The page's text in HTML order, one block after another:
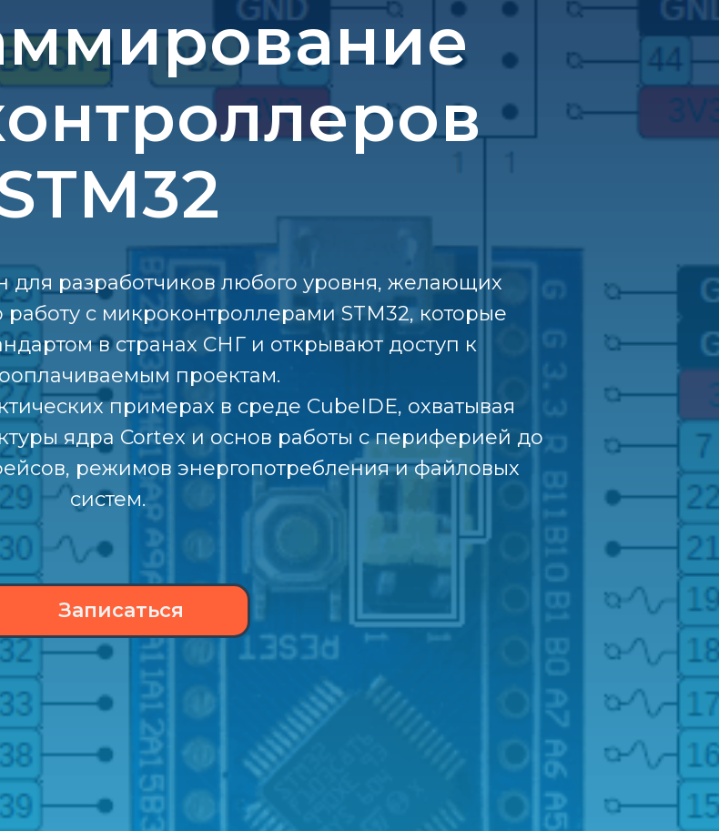
для разработчиков любого уровня, желающих
с микроконтроллерами STM32, которые
в странах СНГ и открывают доступ к
проектам.
примерах в среде CubeIDE, охватывая
ядра Cortex и основ работы с периферией до
режимов энергопотребления и файловых
систем.
Записаться